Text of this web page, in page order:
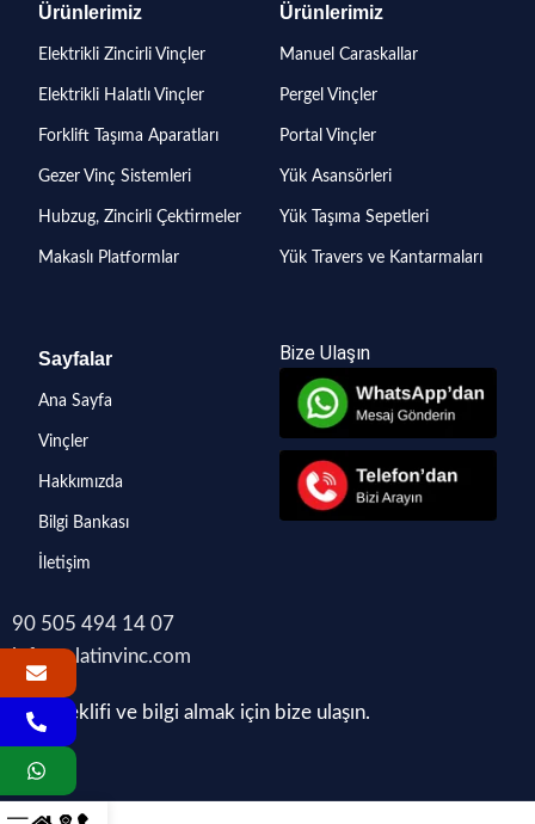
Ürünlerimiz
Elektrikli Zincirli Vinçler
Elektrikli Halatlı Vinçler
Forklift Taşıma Aparatları
Gezer Vinç Sistemleri
Hubzug, Zincirli Çektirmeler
Makaslı Platformlar
Ürünlerimiz
Manuel Caraskallar
Pergel Vinçler
Portal Vinçler
Yük Asansörleri
Yük Taşıma Sepetleri
Yük Travers ve Kantarmaları
Sayfalar
Ana Sayfa
Vinçler
Hakkımızda
Bilgi Bankası
İletişim
Bize Ulaşın
90 505 494 14 07
info@platinvinc.com
Fiyat teklifi ve bilgi almak için bize ulaşın.